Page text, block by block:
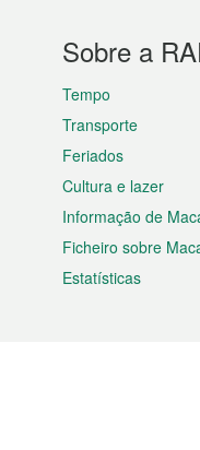
Sobre a
Tempo
Transporte
Feriados
Cultura e lazer
Informação de
Ficheiro sobre
Estatísticas